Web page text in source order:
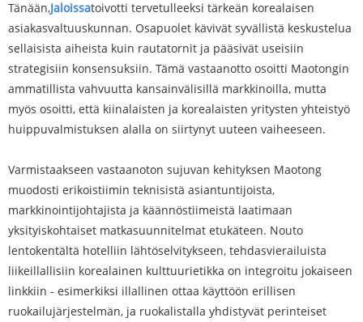
Tänään,Jaloissatoivotti tervetulleeksi tärkeän korealaisen
asiakasvaltuuskunnan. Osapuolet kävivät syvällistä keskustelua
sellaisista aiheista kuin rautatornit ja pääsivät useisiin
strategisiin konsensuksiin. Tämä vastaanotto osoitti Maotongin
ammatillista vahvuutta kansainvälisillä markkinoilla, mutta
myös osoitti, että kiinalaisten ja korealaisten yritysten yhteistyö
huippuvalmistuksen alalla on siirtynyt uuteen vaiheeseen.
Varmistaakseen vastaanoton sujuvan kehityksen Maotong
muodosti erikoistiimin teknisistä asiantuntijoista,
markkinointijohtajista ja käännöstiimeistä laatimaan
yksityiskohtaiset matkasuunnitelmat etukäteen. Nouto
lentokentältä hotelliin lähtöselvitykseen, tehdasvierailuista
liikeillallisiin korealainen kulttuurietikka on integroitu jokaiseen
linkkiin - esimerkiksi illallinen ottaa käyttöön erillisen
ruokailujärjestelmän, ja ruokalistalla yhdistyvät perinteiset